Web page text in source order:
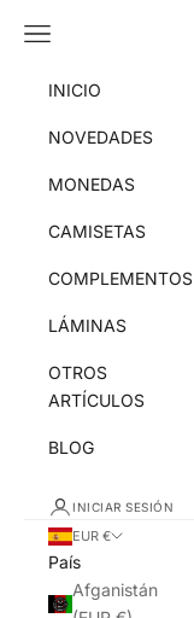
Menú
INICIO
NOVEDADES
MONEDAS
CAMISETAS
COMPLEMENTOS
LÁMINAS
OTROS
ARTÍCULOS
BLOG
INICIAR SESIÓN
EUR €
País
Afganistán